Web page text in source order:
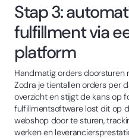
Stap 3:
fulfillment via
platform
Handmatig orders doorsturen
Zodra je tientallen orders per
overzicht en stijgt de kans op
fulfillmentsoftware lost dit op
webshop door te sturen,
werken en